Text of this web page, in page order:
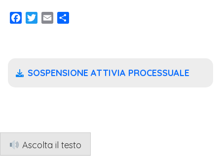
Facebook
TwitterEmail
SOSPENSIONE ATTIVIA PROCESSUALE
Ascolta il testo